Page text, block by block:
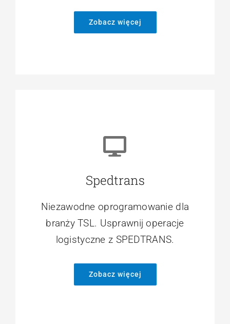
Zobacz więcej
Spedtrans
Niezawodne oprogramowanie dla
branży TSL. Usprawnij operacje
logistyczne z SPEDTRANS.
Zobacz więcej